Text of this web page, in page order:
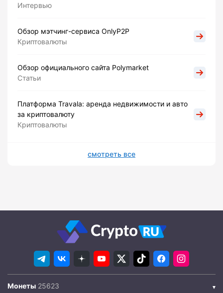
Интервью
Обзор мэтчинг-сервиса OnlyP2P
Криптовалюты
Обзор официального сайта Polymarket
Статьи
Платформа Travala: аренда недвижимости и авто
за криптовалюту
Криптовалюты
смотреть все
Монеты